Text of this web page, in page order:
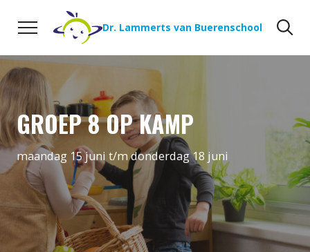
Naar de inhoud
Dr. Lammerts van Buerenschool
GROEP 8 OP KAMP
maandag 15 juni t/m donderdag 18 juni